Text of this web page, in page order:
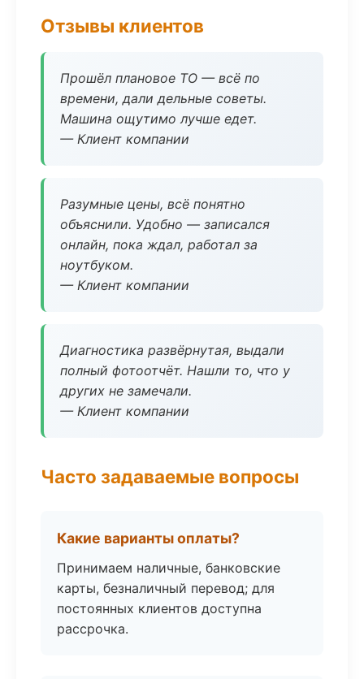
Отзывы клиентов
Прошёл плановое ТО — всё по
времени, дали дельные советы.
Машина ощутимо лучше едет.
— Клиент компании
Разумные цены, всё понятно
объяснили. Удобно — записался
онлайн, пока ждал, работал за
ноутбуком.
— Клиент компании
Диагностика развёрнутая, выдали
полный фотоотчёт. Нашли то, что у
других не замечали.
— Клиент компании
Часто задаваемые вопросы
Какие варианты оплаты?
Принимаем наличные, банковские
карты, безналичный перевод; для
постоянных клиентов доступна
рассрочка.